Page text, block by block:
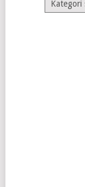
Kategoriler